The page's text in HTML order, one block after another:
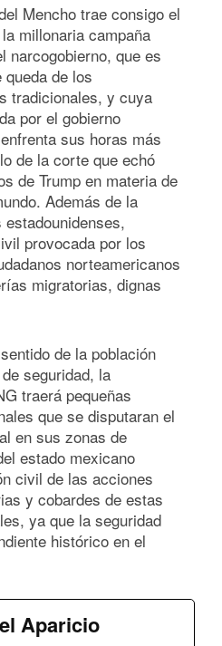
Mencho trae consigo el
millonaria campaña
narcogobierno, que es
de los
tradicionales, y cuya
por el gobierno
sus horas más
de la corte que echó
de Trump en materia de
Además de la
provocada por los
norteamericanos
migratorias, dignas
de la población
seguridad, la
traerá pequeñas
que se disputaran el
en sus zonas de
estado mexicano
civil de las acciones
y cobardes de estas
ya que la seguridad
histórico en el
Aparicio